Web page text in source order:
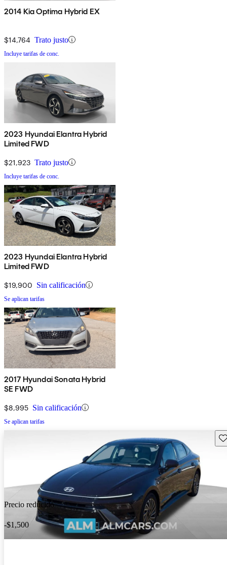
2014 Kia Optima Hybrid EX
$14,764 Trato justo
Incluye tarifas de conc.
2023 Hyundai Elantra Hybrid
Limited FWD
$21,923 Trato justo
Incluye tarifas de conc.
2023 Hyundai Elantra Hybrid
Limited FWD
$19,900 Sin calificación
Se aplican tarifas
2017 Hyundai Sonata Hybrid
SE FWD
$8,995 Sin calificación
Se aplican tarifas
Precio reducido
-$1,500